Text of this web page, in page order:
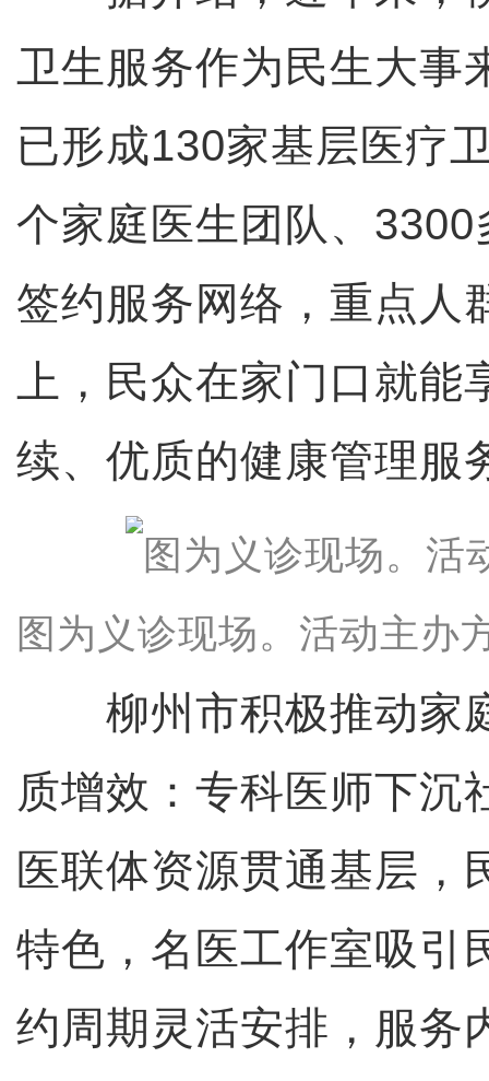
卫生服务作为民生大事
已形成130家基层医疗
个家庭医生团队、
签约服务网络，重点人
上，民众在家门口就
续、优质的健康管理服
图为义诊现场。活动主办
柳州市积极推动家
质增效：专科医师下沉
医联体资源贯通基层，
特色，名医工作室吸引
约周期灵活安排，服务